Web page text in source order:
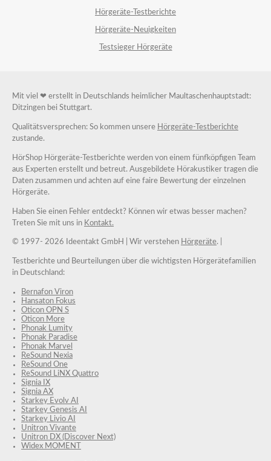
Hörgeräte-Testberichte
Hörgeräte-Neuigkeiten
Testsieger Hörgeräte
Mit viel ❤ erstellt in Deutschlands heimlicher Maultaschenhauptstadt:
Ditzingen bei Stuttgart.
Qualitätsversprechen: So kommen unsere Hörgeräte-Testberichte
zustande.
HörShop Hörgeräte-Testberichte werden von einem fünfköpfigen Team
aus Experten erstellt und betreut. Ausgebildete Hörakustiker tragen die
Daten zusammen und achten auf eine faire Bewertung der einzelnen
Hörgeräte.
Haben Sie einen Fehler entdeckt? Können wir etwas besser machen?
Treten Sie mit uns in Kontakt.
© 1997- 2026 Ideentakt GmbH | Wir verstehen Hörgeräte. |
Testberichte und Beurteilungen über die wichtigsten Hörgerätefamilien
in Deutschland:
Bernafon Viron
Hansaton Fokus
Oticon OPN S
Oticon More
Phonak Lumity
Phonak Paradise
Phonak Marvel
ReSound Nexia
ReSound One
ReSound LiNX Quattro
Signia IX
Signia AX
Starkey Evolv AI
Starkey Genesis AI
Starkey Livio AI
Unitron Vivante
Unitron DX (Discover Next)
Widex MOMENT